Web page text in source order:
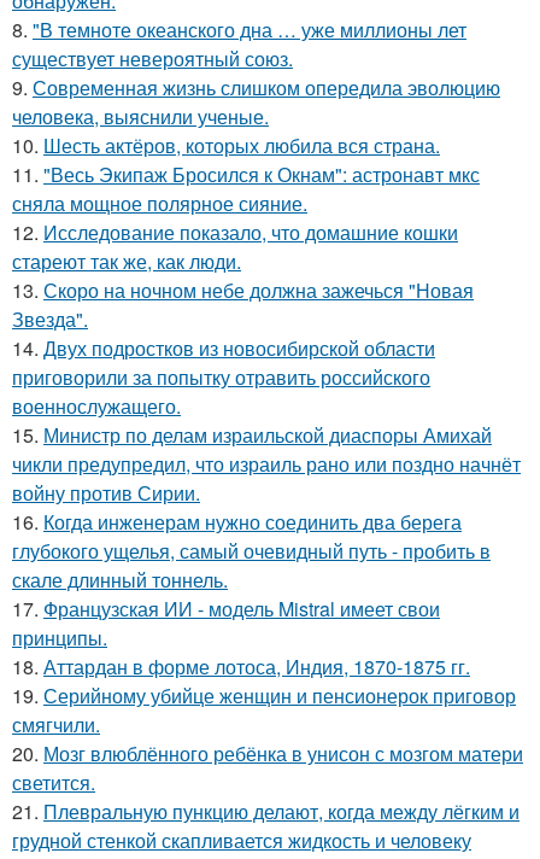
8. "В темноте океанского дна … уже миллионы лет
существует невероятный союз.
9. Современная жизнь слишком опередила эволюцию
человека, выяснили ученые.
10. Шесть актёров, которых любила вся страна.
11. "Весь Экипаж Бросился к Окнам": астронавт мкс
сняла мощное полярное сияние.
12. Исследование показало, что домашние кошки
стареют так же, как люди.
13. Скоро на ночном небе должна зажечься "Новая
Звезда".
14. Двух подростков из новосибирской области
приговорили за попытку отравить российского
военнослужащего.
15. Министр по делам израильской диаспоры Амихай
чикли предупредил, что израиль рано или поздно начнёт
войну против Сирии.
16. Когда инженерам нужно соединить два берега
глубокого ущелья, самый очевидный путь - пробить в
скале длинный тоннель.
17. Французская ИИ - модель Mistral имеет свои
принципы.
18. Аттардан в форме лотоса, Индия, 1870-1875 гг.
19. Серийному убийце женщин и пенсионерок приговор
смягчили.
20. Мозг влюблённого ребёнка в унисон с мозгом матери
светится.
21. Плевральную пункцию делают, когда между лёгким и
грудной стенкой скапливается жидкость и человеку